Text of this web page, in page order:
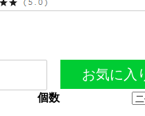
お気に入
個数